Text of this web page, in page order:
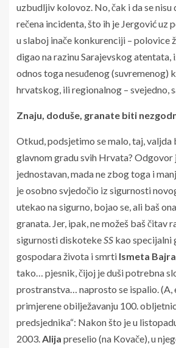
uzbudljiv kolovoz. No, čak i da se nisu
rečena incidenta, što ih je Jergović uz
u slaboj inače konkurenciji – polovice
digao na razinu Sarajevskog atentata,
odnos toga nesuđenog (suvremenog)
hrvatskog, ili regionalnog – svejedno,
Znaju, doduše, granate biti
Otkud, podsjetimo se malo, taj, valjda
glavnom gradu svih Hrvata? Odgovor
jednostavan, mada ne zbog toga i
je osobno svjedočio iz sigurnosti
utekao na sigurno, bojao se, ali baš
granata. Jer, ipak, ne možeš baš čitav
sigurnosti diskotekeSS kao specijalni
gospodara života i smrti Ismeta
tako… pjesnik, čijoj je duši potrebna
prostranstva… naprosto se ispalio. (A,
primjerene obilježavanju 100.
predsjednika“: Nakon što je u
2003.Alija preselio (na Kovače), u